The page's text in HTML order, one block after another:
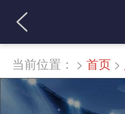
当前位置： > 首页 >